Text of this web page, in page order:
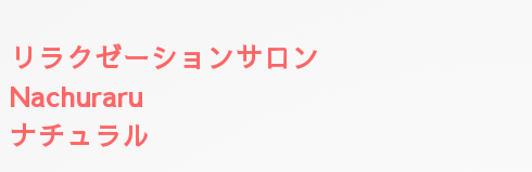
リラクゼーションサロン
Nachuraru
ナチュラル